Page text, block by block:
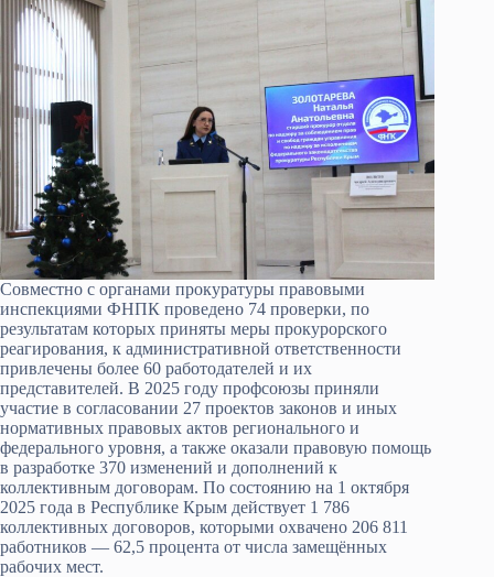
Совместно с органами прокуратуры правовыми
инспекциями ФНПК проведено 74 проверки, по
результатам которых приняты меры прокурорского
реагирования, к административной ответственности
привлечены более 60 работодателей и их
представителей. В 2025 году профсоюзы приняли
участие в согласовании 27 проектов законов и иных
нормативных правовых актов регионального и
федерального уровня, а также оказали правовую помощь
в разработке 370 изменений и дополнений к
коллективным договорам. По состоянию на 1 октября
2025 года в Республике Крым действует 1 786
коллективных договоров, которыми охвачено 206 811
работников — 62,5 процента от числа замещённых
рабочих мест.